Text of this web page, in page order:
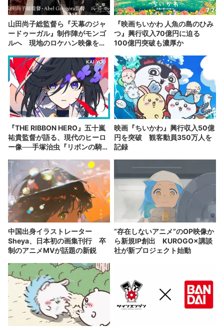
山田尚子総監督ら『天幕のジャ
ードゥーガル』制作陣がモンゴ
ルへ 現地のロケハン映像を公
『映画ちいかわ 人魚の島のひみ
つ』興行収入70億円に迫る
100億円突破も濃厚か
『THE RIBBON HERO』五十嵐
祐貴監督が語る、現代のヒーロ
ー像──手塚治虫『リボンの騎
映画『ちいかわ』興行収入50億
円を突破 観客動員350万人を
記録
中国出身イラストレーター
Sheya、日本初の画集刊行 卒
制のアニメMVが話題の新鋭
“存在しないアニメ”のOP映像か
ら新規IP創出 KUROGO×講談
社が新プロジェクト始動